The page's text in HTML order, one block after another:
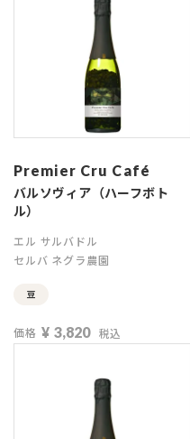
Premier Cru Café
バルソヴィア（ハーフボト
ル）
エル サルバドル
セルバ ネグラ農園
豆
価格 ¥ 3,820 税込